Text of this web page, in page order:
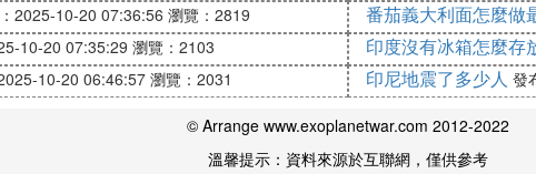
+燒烤）
面條搭配本地燒烤，深夜煙火氣十足。
氣爆棚需排隊。
2025-10-20 07:36:56 瀏覽：2819 番茄義大利面怎麼做
10-20 07:35:29 瀏覽：2103 印度沒有冰箱怎麼存
10-20 06:46:57 瀏覽：2031 印尼地震了多少人 發
© Arrange www.exoplanetwar.com 2012-2022
溫馨提示：資料來源於互聯網，僅供參考